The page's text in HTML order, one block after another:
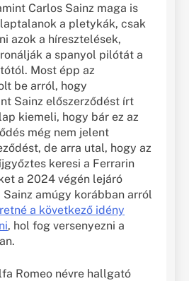
Carlos Sainz maga is
a pletykák, csak
azok a híresztelések,
a spanyol pilótát a
Most épp az
be arról, hogy
Sainz előszerződést írt
kiemeli, hogy bár ez az
még nem jelent
de arra utal, hogy az
keresi a Ferrarin
a 2024 végén lejáró
amúgy korábban arról
a következő idény
, hol fog versenyezni a
Romeo névre hallgató